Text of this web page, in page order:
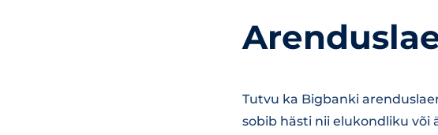
Tutvu ka Bigbanki
sobib hästi nii elukondliku või